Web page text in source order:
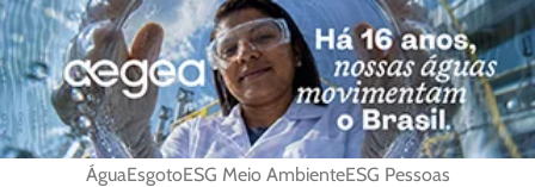
ÁguaEsgotoESG Meio AmbienteESG Pessoas